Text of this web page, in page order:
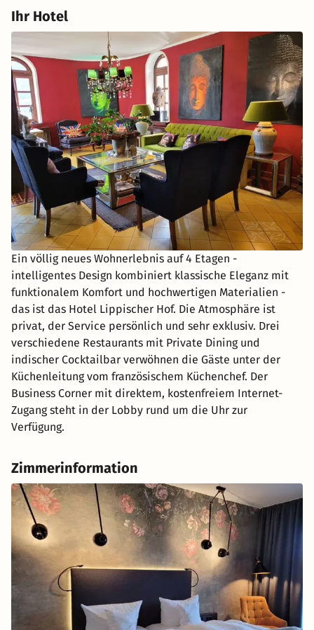
Ihr Hotel
Ein völlig neues Wohnerlebnis auf 4 Etagen -
intelligentes Design kombiniert klassische Eleganz mit
funktionalem Komfort und hochwertigen Materialien -
das ist das Hotel Lippischer Hof. Die Atmosphäre ist
privat, der Service persönlich und sehr exklusiv. Drei
verschiedene Restaurants mit Private Dining und
indischer Cocktailbar verwöhnen die Gäste unter der
Küchenleitung vom französischem Küchenchef. Der
Business Corner mit direktem, kostenfreiem Internet-
Zugang steht in der Lobby rund um die Uhr zur
Verfügung.
Zimmerinformation